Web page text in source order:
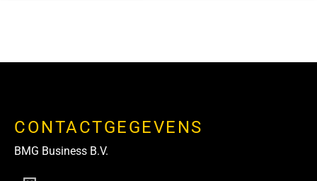
CONTACTGEGEVENS
BMG Business B.V.